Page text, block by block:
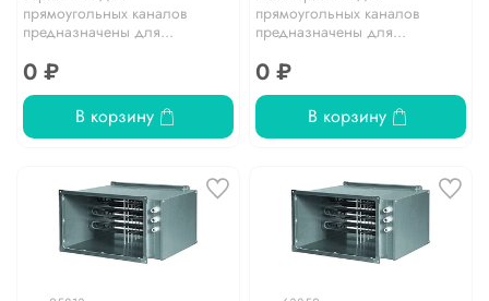
прямоугольных каналов
предназначены для...
0 ₽
В корзину
прямоугольных каналов
предназначены для...
0 ₽
В корзину